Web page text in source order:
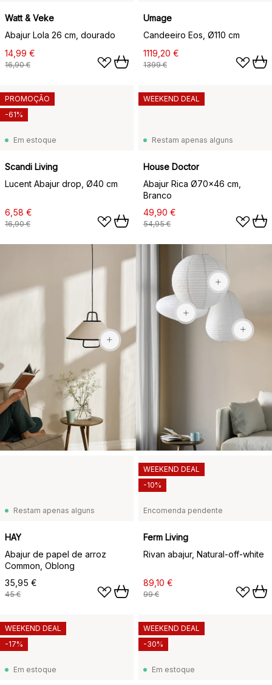
Watt & Veke
Abajur Lola 26 cm, dourado
14,99 €
16,90 €
Umage
Candeeiro Eos, Ø110 cm
1119,20 €
1399 €
Em estoque
Scandi Living
Lucent Abajur drop, Ø40 cm
6,58 €
16,90 €
PROMOÇÃO
-61%
Restam apenas alguns
House Doctor
Abajur Rica Ø70x46 cm,
Branco
49,90 €
54,95 €
WEEKEND DEAL
21,90 €
104,90 €
Restam apenas alguns
HAY
Abajur de papel de arroz
Common, Oblong
35,95 €
45 €
Encomenda pendente
Ferm Living
Rivan abajur, Natural-off-white
89,10 €
99 €
WEEKEND DEAL
-10%
Em estoque
WEEKEND DEAL
-17%
Em estoque
WEEKEND DEAL
-30%